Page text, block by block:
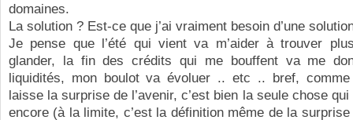
domaines.
La solution ? Est-ce que j’ai vraiment besoin d’une
Je pense que l’été qui vient va m’aider à trouver
glander, la fin des crédits qui me bouffent va me
liquidités, mon boulot va évoluer .. etc .. bref, comme
laisse la surprise de l’avenir, c’est bien la seule chose
encore (à la limite, c’est la définition même de la